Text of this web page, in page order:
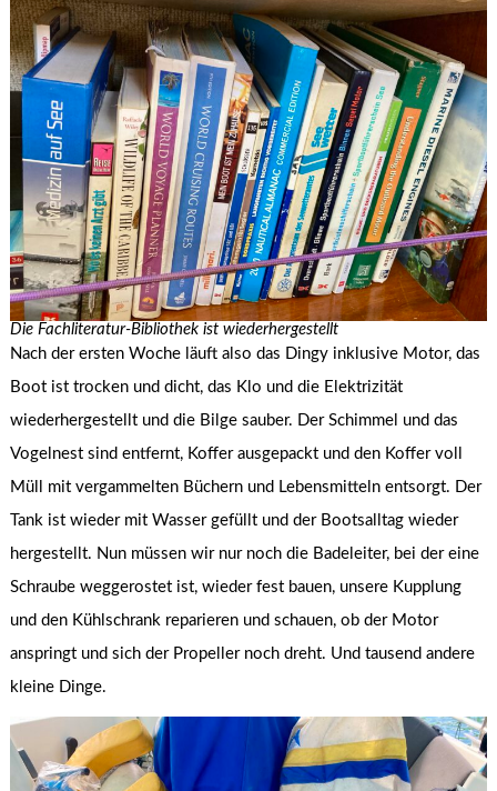
Die Fachliteratur-Bibliothek ist wiederhergestellt
Nach der ersten Woche läuft also das Dingy inklusive Motor, das
Boot ist trocken und dicht, das Klo und die Elektrizität
wiederhergestellt und die Bilge sauber. Der Schimmel und das
Vogelnest sind entfernt, Koffer ausgepackt und den Koffer voll
Müll mit vergammelten Büchern und Lebensmitteln entsorgt. Der
Tank ist wieder mit Wasser gefüllt und der Bootsalltag wieder
hergestellt. Nun müssen wir nur noch die Badeleiter, bei der eine
Schraube weggerostet ist, wieder fest bauen, unsere Kupplung
und den Kühlschrank reparieren und schauen, ob der Motor
anspringt und sich der Propeller noch dreht. Und tausend andere
kleine Dinge.